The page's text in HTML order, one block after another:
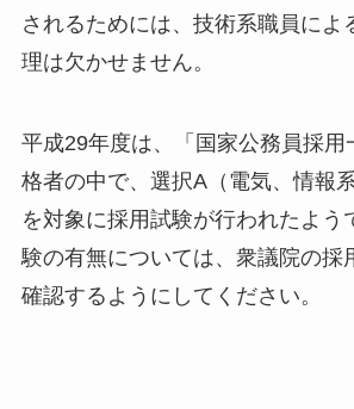
されるためには、技術系職員によ
理は欠かせません。
平成29年度は、「国家公務員採用
格者の中で、選択A（電気、情報
を対象に採用試験が行われたよう
験の有無については、衆議院の採
確認するようにしてください。